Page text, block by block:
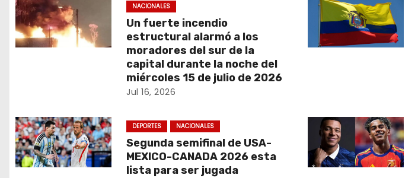
g
a
ó
n
d
NACIONALES
Un fuerte incendio
estructural alarmó a los
moradores del sur de la
capital durante la noche del
miércoles 15 de julio de 2026
Jul 16, 2026
DEPORTES NACIONALES
Segunda semifinal de USA-
MEXICO-CANADA 2026 esta
lista para ser jugada